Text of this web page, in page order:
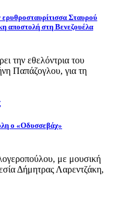
ερυθροσταυρίτισσα Σταυρού
αποστολή στη Βενεζουέλα
την εθελόντρια του
Παπάζογλου, για τη
ο «Οδυσσεβάχ»
με μουσική
Δήμητρας Λαρεντζάκη,